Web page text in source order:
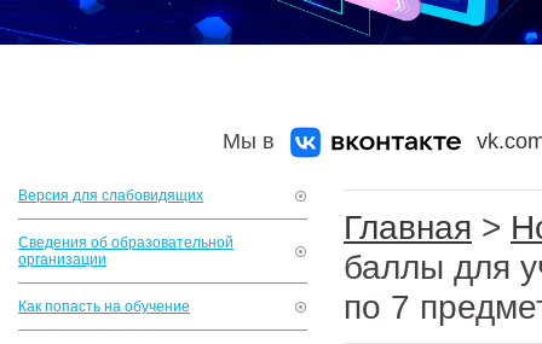
Мы в
Версия для слабовидящих
Сведения об образовательной
организации
Как попасть на обучение
Главная >
баллы для
по 7